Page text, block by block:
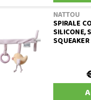
NATTOU
SPIRALE
SILICONE,